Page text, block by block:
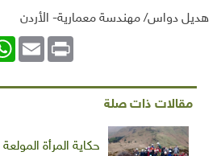
هديل دواس/ مهندسة معمارية- الأردن
Email Print
مقالات ذات صلة
حكاية المرأة